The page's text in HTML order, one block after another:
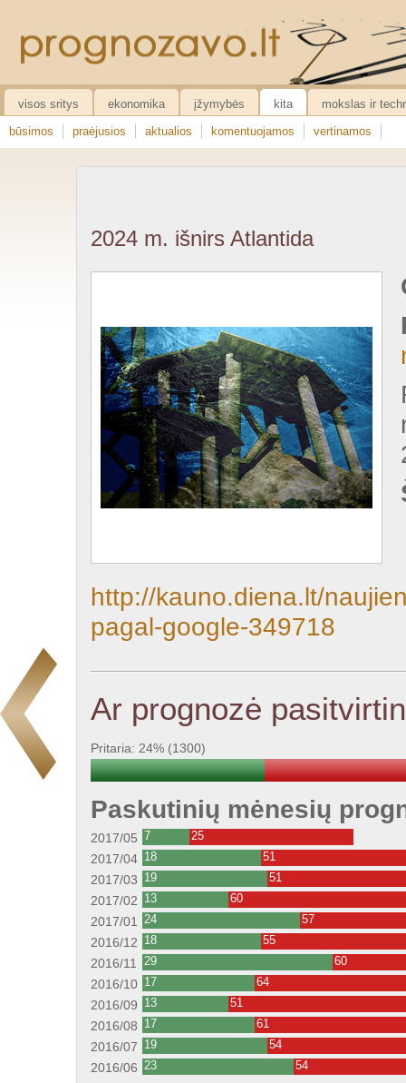
visos sritys ekonomika įžymybės kita
mokslas ir
būsimos
praėjusios aktualios komentuojamos vertinamos
2024 m. išnirs Atlantida
http://kauno.diena.lt/
pagal-google-349718
Ar prognozė
Pritaria: 24% (1300)
Paskutinių mėnesių
2017/05 7 25
2017/04 18 51
2017/03 19 51
2017/02 13 60
2017/01 24 57
2016/12 18 55
2016/11 29 60
2016/10 17 64
2016/09 13 51
2016/08 17 61
2016/07 19 54
2016/06 23 54